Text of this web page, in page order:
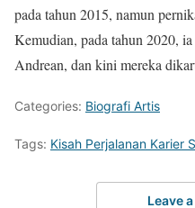
pada tahun 2015, namun
Kemudian, pada tahun 2020,
Andrean, dan kini mereka
Categories: Biografi Artis
Tags: Kisah Perjalanan Karier
Leave